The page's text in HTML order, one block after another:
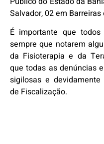
Salvador, 02 em
É importante que
sempre que notarem
da Fisioterapia e da
que todas as denúncias
sigilosas e
de Fiscalização.